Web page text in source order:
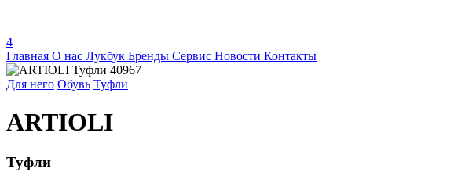
4
Главная О нас Лукбук Бренды Сервис Новости Контакты
Для него Обувь Туфли
ARTIOLI
Туфли